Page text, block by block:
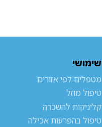
שימושי
מטפלים לפי אזורים
טיפול מוזל
קליניקות להשכרה
טיפול בהפרעות אכילה